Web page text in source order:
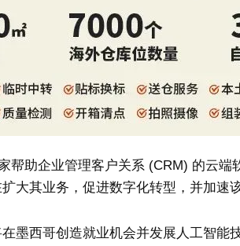
帮助企业管理客户关系 (CRM) 的云
大其业务，促进数字化转型，并加速
墨西哥创造就业机会并发展人工智